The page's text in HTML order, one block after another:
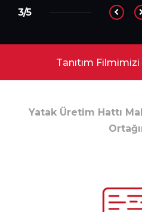
Tanıtım
3/5
Yatak Üretim Hattı